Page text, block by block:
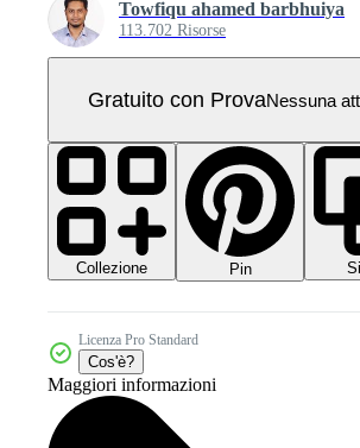
Towfiqu ahamed barbhuiya
113.702 Risorse
Gratuito con ProvaNessuna
Collezione Pin
Licenza Pro Standard
Cos'è?
Maggiori informazioni